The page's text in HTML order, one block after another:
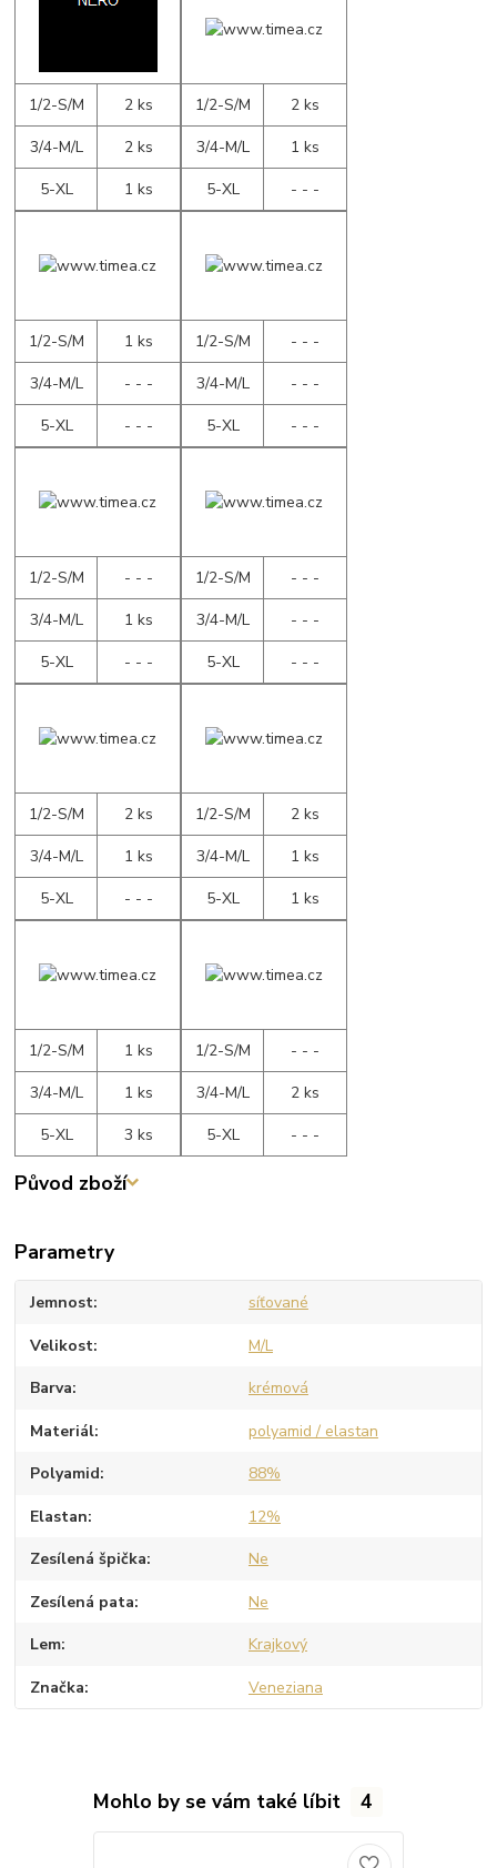
1/2-S/M
2 ks
3/4-M/L
2 ks
5-XL
1 ks
1/2-S/M
2 ks
3/4-M/L
1 ks
5-XL
- - -
1/2-S/M
1 ks
3/4-M/L
- - -
5-XL
- - -
1/2-S/M
- - -
3/4-M/L
- - -
5-XL
- - -
1/2-S/M
- - -
3/4-M/L
1 ks
5-XL
- - -
1/2-S/M
- - -
3/4-M/L
- - -
5-XL
- - -
1/2-S/M
2 ks
3/4-M/L
1 ks
5-XL
- - -
1/2-S/M
2 ks
3/4-M/L
1 ks
5-XL
1 ks
1/2-S/M
1 ks
3/4-M/L
1 ks
5-XL
3 ks
1/2-S/M
- - -
3/4-M/L
2 ks
5-XL
- - -
Původ zboží
Parametry
Jemnost síťované
Velikost M/L
Barva krémová
Materiál polyamid / elastan
Polyamid 88%
Elastan 12%
Zesílená špička Ne
Zesílená pata Ne
Lem Krajkový
Značka Veneziana
Mohlo by se vám také líbit 4